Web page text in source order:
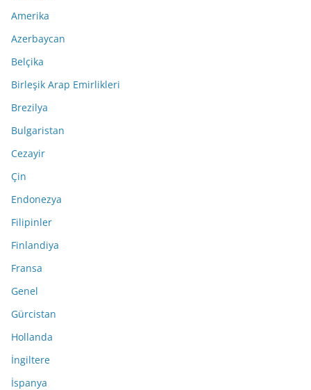
Amerika
Azerbaycan
Belçika
Birleşik Arap Emirlikleri
Brezilya
Bulgaristan
Cezayir
Çin
Endonezya
Filipinler
Finlandiya
Fransa
Genel
Gürcistan
Hollanda
İngiltere
İspanya